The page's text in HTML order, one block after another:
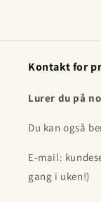
Kontakt for
Lurer du på
Du kan også
E-mail:
gang i uken!)